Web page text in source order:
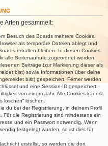
Arten gesammelt:
Besuch des Boards mehrere Cookies.
als temporäre Dateien ablegt und
erhalten bleiben. In diesen Cookies
alle Seitenaufrufe zugeordnet werden
Beiträge (zur Markierung dieser als
bist) sowie Informationen über deine
bist) gespeichert. Ferner werden
und eine Session-ID gespeichert.
von einem Jahr. Alle Cookies kannst
löschen“ löschen.
du bei der Registrierung, in deinem Profil
die Registrierung sind mindestens ein
und ein Passwort notwendig. Wenn
festgelegt wurden, so ist dies für
erstellst, so werden die dort